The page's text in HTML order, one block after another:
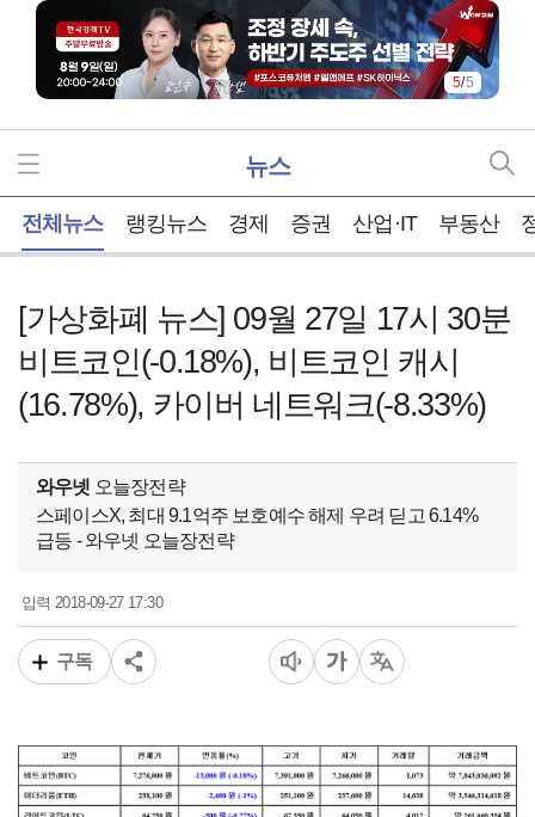
5/5
뉴스
전체뉴스 랭킹뉴스 경제 증권 산업·IT 부동산
[가상화폐 뉴스] 09월 27일 17시 30분
비트코인(-0.18%), 비트코인 캐시
(16.78%), 카이버 네트워크(-8.33%)
와우넷 오늘장전략
스페이스X, 최대 9.1억주 보호예수 해제 우려 딛고 6.14%
급등 - 와우넷 오늘장전략
입력2018-09-27 17:30
구독